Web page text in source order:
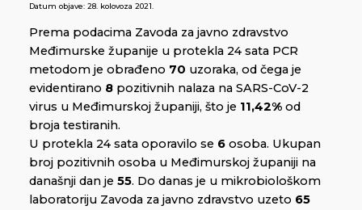
Datum objave: 28. kolovoza 2021.
Prema podacima Zavoda za javno zdravstvo
Međimurske županije u protekla 24 sata PCR
metodom je obrađeno 70 uzoraka, od čega je
evidentirano 8 pozitivnih nalaza na SARS-CoV-2
virus u Međimurskoj županiji, što je 11,42% od
broja testiranih.
U protekla 24 sata oporavilo se 6 osoba. Ukupan
broj pozitivnih osoba u Međimurskoj županiji na
današnji dan je 55. Do danas je u mikrobiološkom
laboratoriju Zavoda za javno zdravstvo uzeto 65